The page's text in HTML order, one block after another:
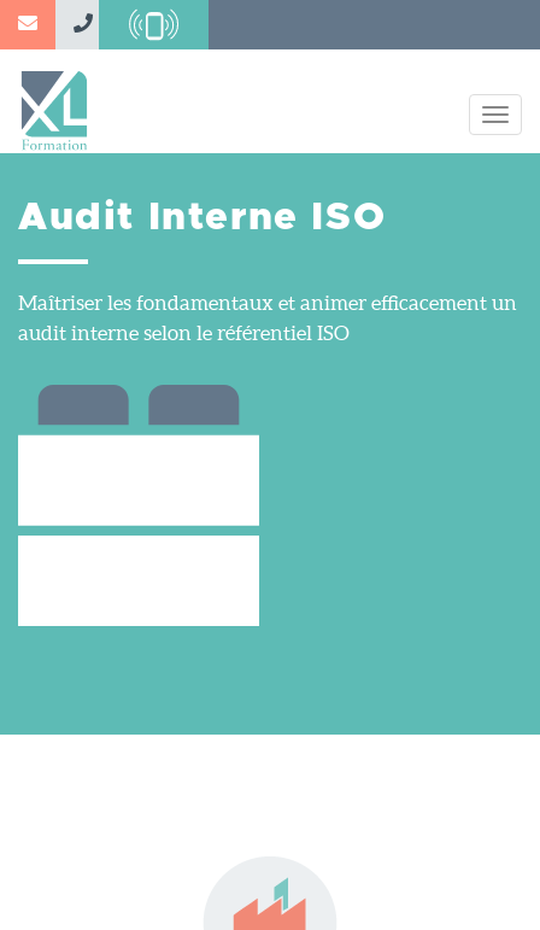
Aller
principal
Audit Interne ISO
Maîtriser les fondamentaux et animer efficacement un
audit interne selon le référentiel ISO